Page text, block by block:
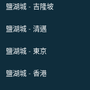
鹽湖城 - 吉隆坡
鹽湖城 - 清邁
鹽湖城 - 東京
鹽湖城 - 香港